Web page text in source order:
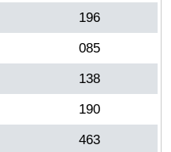
196
085
138
190
463